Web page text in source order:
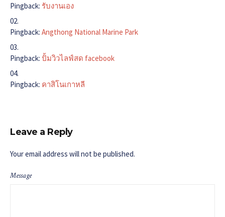
Pingback: รับงานเอง
Pingback: Angthong National Marine Park
Pingback: ปั้มวิวไลฟ์สด facebook
Pingback: คาสิโนเกาหลี
Leave a Reply
Your email address will not be published.
Message